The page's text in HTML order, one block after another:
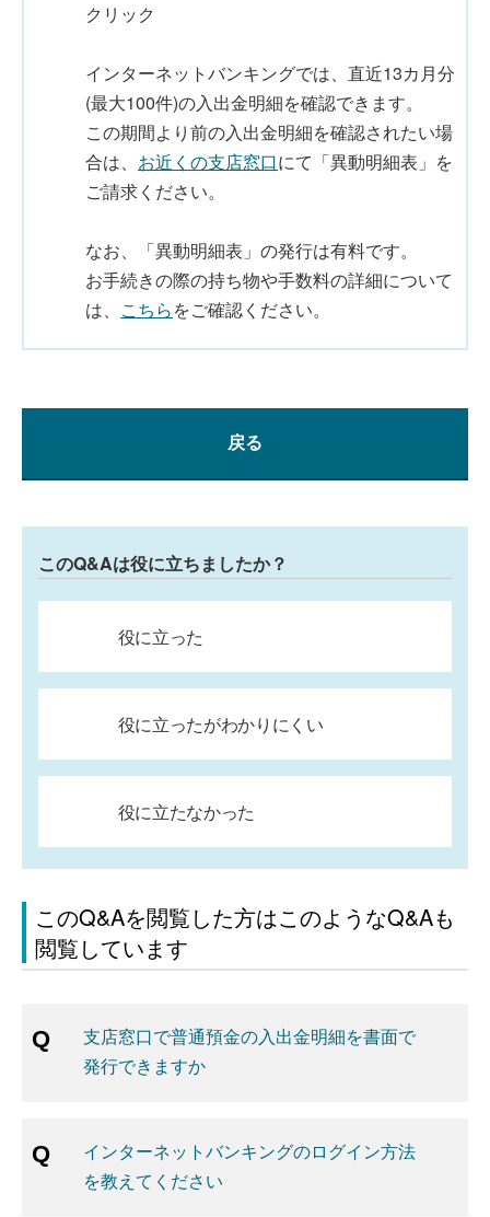
クリック
インターネットバンキングでは、直近13カ月分
(最大100件)の入出金明細を確認できます。
この期間より前の入出金明細を確認されたい場
合は、 お近くの支店窓口にて「異動明細表」を
ご請求ください。
なお、「異動明細表」の発行は有料です。
お手続きの際の持ち物や手数料の詳細について
は、 こちらをご確認ください。
戻る
このQ&Aは役に立ちましたか？
役に立った
役に立ったがわかりにくい
役に立たなかった
このQ&Aを閲覧した方はこのようなQ&Aも
閲覧しています
支店窓口で普通預金の入出金明細を書面で
発行できますか
インターネットバンキングのログイン方法
を教えてください